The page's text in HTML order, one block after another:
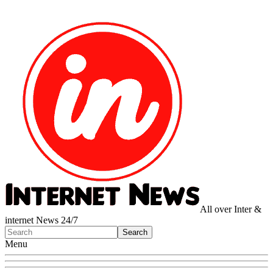
All over Inter &
internet News 24/7
Menu